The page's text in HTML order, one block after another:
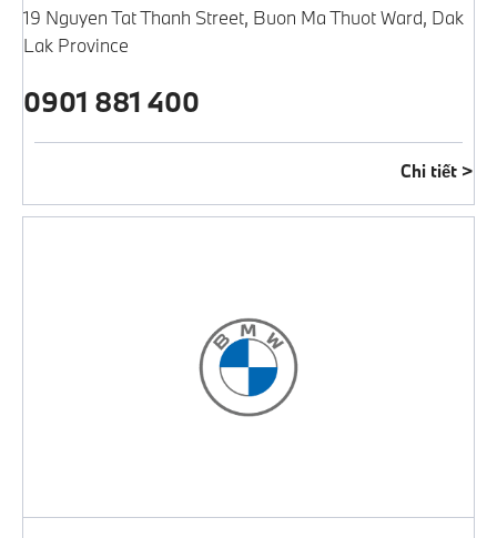
19 Nguyen Tat Thanh Street, Buon Ma Thuot Ward, Dak
Lak Province
0901 881 400
Chi tiết